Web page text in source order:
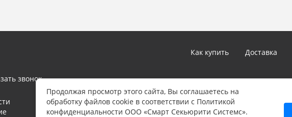
Как купить Доставка
звонок
*Цены и технические характеристики,
не являются публичной офертой, определяемой
Указанные цены могут быть изменены в любое время
информации звоните нам по телефону: 8 (347) 246-90-22
Продолжая просмотр этого сайта, Вы соглашаетесь на
обработку файлов cookie в соответствии с Политикой
конфиденциальности ООО «Смарт Секьюрити Системс».